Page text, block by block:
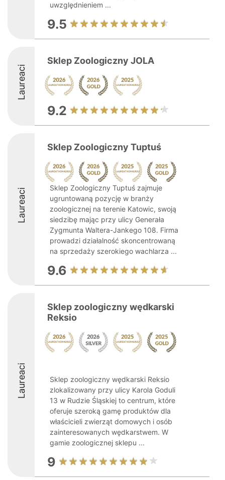
uwzględnieniem ...
9.5
Laureaci
Sklep Zoologiczny JOLA
9.2
Laureaci
Sklep Zoologiczny Tuptuś
Sklep Zoologiczny Tuptuś zajmuje
ugruntowaną pozycję w branży
zoologicznej na terenie Katowic, swoją
siedzibę mając przy ulicy Generała
Zygmunta Waltera-Jankego 108. Firma
prowadzi działalność skoncentrowaną
na sprzedaży szerokiego wachlarza ...
9.6
Laureaci
Sklep zoologiczny wędkarski
Reksio
Sklep zoologiczny wędkarski Reksio
zlokalizowany przy ulicy Karola Goduli
13 w Rudzie Śląskiej to centrum, które
oferuje szeroką gamę produktów dla
właścicieli zwierząt domowych i osób
zainteresowanych wędkarstwem. W
gamie zoologicznej sklepu ...
9